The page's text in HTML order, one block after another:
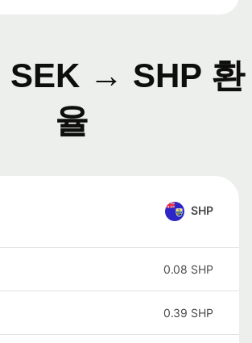
SEK → SHP 환
율
SHP
0.08 SHP
0.39 SHP